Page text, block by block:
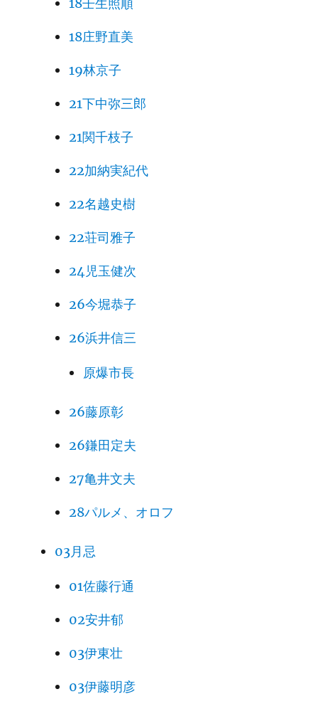
18庄野直美
19林京子
21下中弥三郎
21関千枝子
22加納実紀代
22名越史樹
22荘司雅子
24児玉健次
26今堀恭子
26浜井信三
原爆市長
26藤原彰
26鎌田定夫
27亀井文夫
28パルメ、オロフ
03月忌
01佐藤行通
02安井郁
03伊東壮
03伊藤明彦